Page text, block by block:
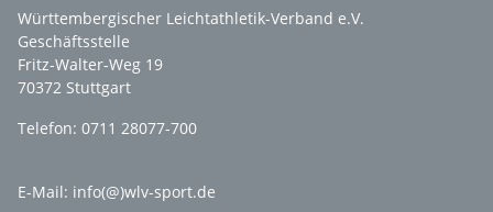
Württembergischer Leichtathletik-Verband e.V.
Geschäftsstelle
Fritz-Walter-Weg 19
70372 Stuttgart
Telefon: 0711 28077-700
E-Mail: info(@)wlv-sport.de